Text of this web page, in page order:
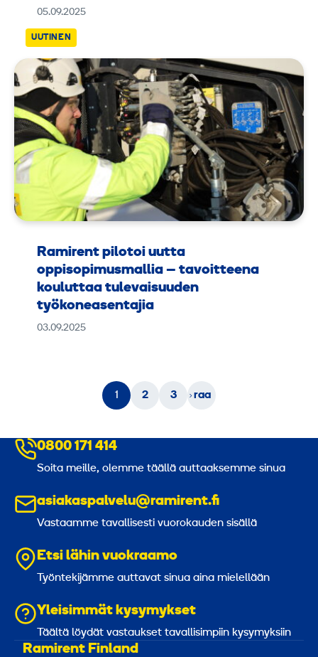
05.09.2025
Ramirent pilotoi uutta
oppisopimusmallia – tavoitteena
kouluttaa tulevaisuuden
työkoneasentajia
03.09.2025
UUTINEN
1 2 3
raa
0800 171 414
Soita meille, olemme täällä auttaaksemme sinua
asiakaspalvelu@ramirent.fi
Vastaamme tavallisesti vuorokauden sisällä
Etsi lähin vuokraamo
Työntekijämme auttavat sinua aina mielellään
Yleisimmät kysymykset
Täältä löydät vastaukset tavallisimpiin kysymyksiin
Ramirent Finland